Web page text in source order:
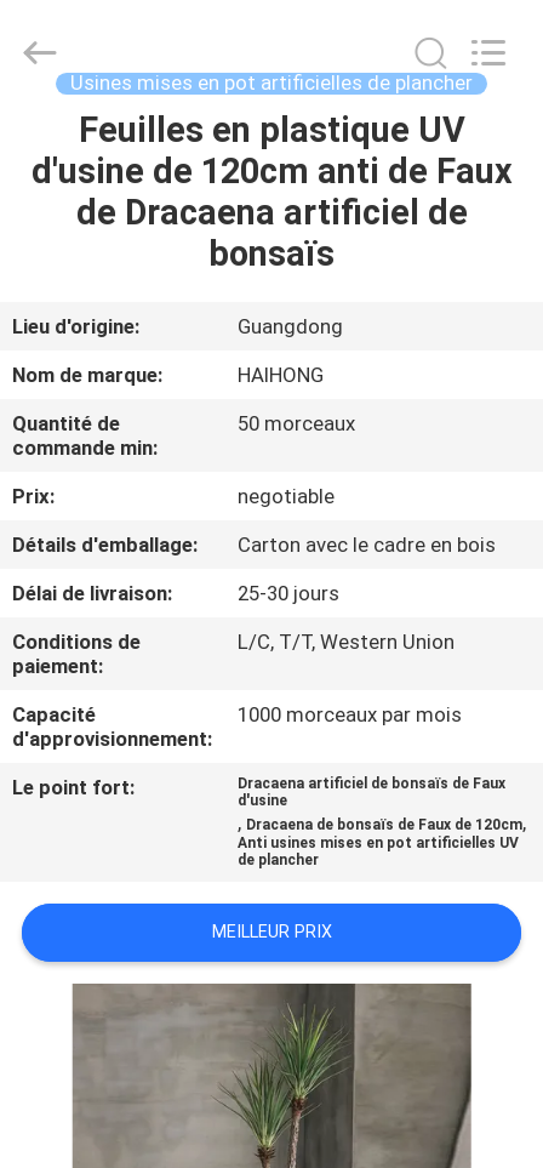
MAISON
PRODUITS
À
DE
NOUS
VISITE
DE
L'USINE
CONTRÔLE
QUALITÉ
NOUVELLES
Crafts
Usines mises en pot artificielles de plancher
Feuilles en plastique UV
d'usine de 120cm anti de Faux
de Dracaena artificiel de
bonsaïs
Lieu d'origine:
Guangdong
Nom de marque:
HAIHONG
Quantité de
commande min:
50 morceaux
Prix:
negotiable
Détails d'emballage:
Carton avec le cadre en bois
Délai de livraison:
25-30 jours
Conditions de
paiement:
L/C, T/T, Western Union
Capacité
d'approvisionnement:
1000 morceaux par mois
Le point fort:
Dracaena artificiel de bonsaïs de Faux
d'usine
, Dracaena de bonsaïs de Faux de 120cm,
Anti usines mises en pot artificielles UV
de plancher
MEILLEUR PRIX